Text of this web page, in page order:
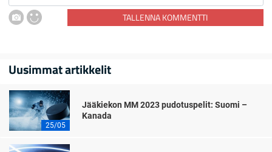
TALLENNA KOMMENTTI
Uusimmat artikkelit
25/05
Jääkiekon MM 2023 pudotuspelit: Suomi –
Kanada